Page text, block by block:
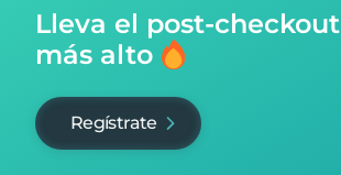
Lleva el post-checkout
más alto
Regístrate